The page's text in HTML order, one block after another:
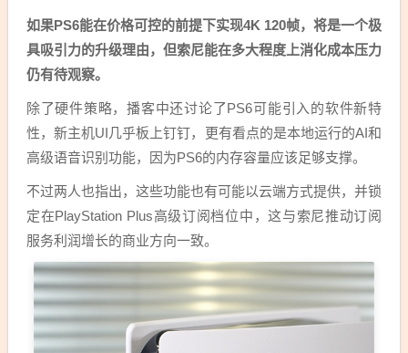
如果PS6能在价格可控的前提下实现4K 120帧，将是一个极
具吸引力的升级理由，但索尼能在多大程度上消化成本压力
仍有待观察。
除了硬件策略，播客中还讨论了PS6可能引入的软件新特
性，新主机UI几乎板上钉钉，更有看点的是本地运行的AI和
高级语音识别功能，因为PS6的内存容量应该足够支撑。
不过两人也指出，这些功能也有可能以云端方式提供，并锁
定在PlayStation Plus高级订阅档位中，这与索尼推动订阅
服务利润增长的商业方向一致。